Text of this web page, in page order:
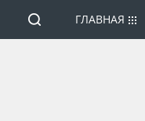
ГЛАВНАЯ